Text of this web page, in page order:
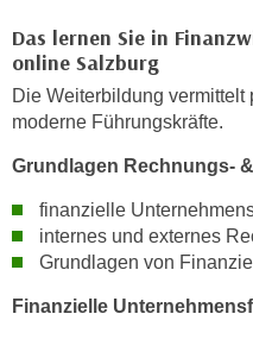
Das lernen Sie in
online Salzburg
Die Weiterbildung
moderne Führungskräfte.
Grundlagen Rechnungs-
finanzielle
internes und externes
Grundlagen von
Finanzielle
r
e
n
“
k
i
c
k
e
u
t
z
a
k
o
m
m